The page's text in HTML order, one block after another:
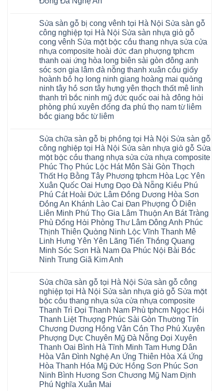
hèm
rẻ
4mm
6mm
8mm
10mm
12mm
tại
nhà
Ziccos
Flortex
Wilson
black
Hobi
wood
Glotex
Kosmos
Charm
wood
đế
cao
su
IXPE
Hưng
Yên
Sài
Gòn
Ân
Thi
Hoàng
Mai
Mỹ
Hào
Tiên
Lữ
Từ
Liêm
Yên
Mỹ
Thanh
Xuân
Kim
Động
Văn
Giang
Cầu
Giấy
Văn
Lâm
tphcm
Khoái
Châu
chữa
Sửa
nhựa
giả
gỗ
hèm
khóa
giá
rẻ
4mm
6mm
8mm
10mm
12mm
chịu
nhà
hà
nội
Ziccos
Flortex
Wilson
black
Hobi
wood
Glotex
Kosmos
Hobi
wood
Charm
wood
đế
cao
su
IXPE
Phú
Trì
Thanh
Xuân
Đoan
Hùng
Thanh
Ba
Cầu
Giấy
Hạ
Hòa
Cẩm
Khê
Tây
Hồ
Yên
Lập
Thanh
bình
luận
ở
Sửa
sàn
gỗ
bị
ngấm
nước
tại
Hà
Nội
Sửa
sàn
gỗ
công
Hà
Nội
Sửa
sàn
nhựa
giả
gỗ
cong
vênh
Sửa
mặt
bậc
cầu
thang
nhựa
sửa
cửa
nhựa
composite
tpHCM
Đức
Bình
Dương
Thủ
Đức
Thanh
Xuân
Thái
Nguyên
Phú
Thọ
Bắc
Giang
Long
Biên
Hải
Dương
Sửa sàn gỗ bị cong vênh tại Hà Nội Sửa sàn gỗ
công nghiệp tại Hà Nội Sửa sàn nhựa giả gỗ
cong vênh Sửa mặt bậc cầu thang nhựa sửa cửa
nhựa composite hoài đức đan phượng tphcm
thanh oai ứng hòa long biên sài gòn đông anh
sóc sơn gia lâm đà nẵng thanh xuân cầu giấy
hoành bồ hạ long ninh giang hoàng mai quảng
ninh tây hồ sơn tây hưng yên thạch thất mê linh
thanh trì bắc ninh mỹ đức quốc oai hà đông hải
phòng phú xuyên đống đa phú thọ nam từ liêm
bắc giang bắc từ liêm
bình
luận
ở
Sửa
sàn
gỗ
cong
vênh
tại
Hà
Nội
Sửa
sàn
gỗ
công
nghiệp
tại
Hà
Nội
nhựa
giả
gỗ
cong
vênh
Sửa
mặt
bậc
cầu
thang
nhựa
sửa
cửa
nhựa
composite
hoài
đức
đan
Sửa chữa sàn gỗ bị phồng tại Hà Nội Sửa sàn gỗ
công nghiệp tại Hà Nội Sửa sàn nhựa giả gỗ Sửa
mặt bậc cầu thang nhựa sửa cửa nhựa composite
Phúc Thọ Phúc Lộc Hát Môn Sài Gòn Thạch
Thất Hạ Bằng Tây Phương tphcm Hòa Lạc Yên
Xuân Quốc Oai Hưng Đạo Đà Nẵng Kiều Phú
Phú Cát Hoài Đức Lâm Đồng Dương Hòa Sơn
Đồng An Khánh Lào Cai Đan Phượng Ô Diên
Liên Minh Phú Thọ Gia Lâm Thuận An Bát Tràng
Phù Đổng Hải Phòng Thư Lâm Đông Anh Phúc
Thịnh Thiên Quảng Ninh Lộc Vĩnh Thanh Mê
Linh Hưng Yên Yên Lãng Tiến Thắng Quang
Minh Sóc Sơn Hà Nam Đa Phúc Nội Bài Bắc
Ninh Trung Giã Kim Anh
bình
luận
ở
Sửa
chữa
sàn
bị
phồng
tại
Hà
Nội
Sửa
sàn
gỗ
công
nghiệp
Sửa chữa sàn gỗ tại Hà Nội Sửa sàn gỗ công
nghiệp tại Hà Nội Sửa sàn nhựa giả gỗ Sửa mặt
bậc cầu thang nhựa sửa cửa nhựa composite
Thanh Trì Đại Thanh Nam Phù tphcm Ngọc Hồi
Thanh Liệt Thượng Phúc Sài Gòn Thường Tín
Chương Dương Hồng Vân Cần Thơ Phú Xuyên
Phượng Dực Chuyên Mỹ Đà Nẵng Đại Xuyên
Thanh Oai Bình Hà Tĩnh Minh Tam Hưng Dân
Hòa Vân Đình Nghệ An Ứng Thiên Hòa Xá Ứng
Hòa Thanh Hóa Mỹ Đức Hồng Sơn Phúc Sơn
Ninh Bình Hương Sơn Chương Mỹ Nam Định
Phú Nghĩa Xuân Mai